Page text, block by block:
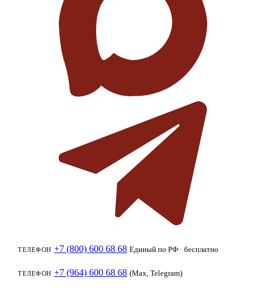
ТЕЛЕФОН +7 (800) 600 68 68 Единый по РФ · бесплатно
ТЕЛЕФОН +7 (964) 600 68 68 (Max, Telegram)